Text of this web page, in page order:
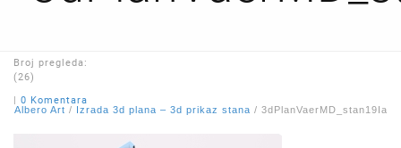
Broj pregleda:
(26)
| 0 Komentara
Albero Art / Izrada 3d plana – 3d prikaz stana / 3dPlanVaerMD_stan19Ia